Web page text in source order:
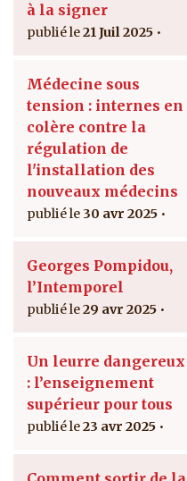
à la signer
21 Juil 2025
Médecine sous
tension : internes en
colère contre la
régulation de
l'installation des
nouveaux médecins
30 avr 2025
Georges Pompidou,
l’Intemporel
29 avr 2025
Un leurre dangereux
: l’enseignement
supérieur pour tous
23 avr 2025